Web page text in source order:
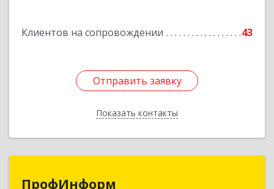
Клиентов на сопровождении 43
Отправить заявку
Показать контакты
Отправить заявку
Назад
ПрофИнформ